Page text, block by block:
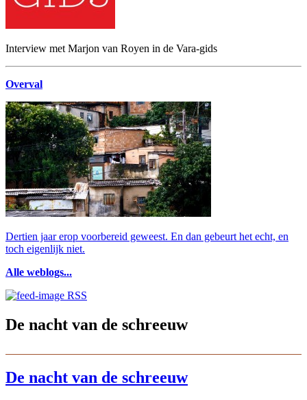
Interview met Marjon van Royen in de Vara-gids
Overval
Dertien jaar erop voorbereid geweest. En dan gebeurt het echt, en
toch eigenlijk niet.
Alle weblogs...
RSS
De nacht van de schreeuw
De nacht van de schreeuw